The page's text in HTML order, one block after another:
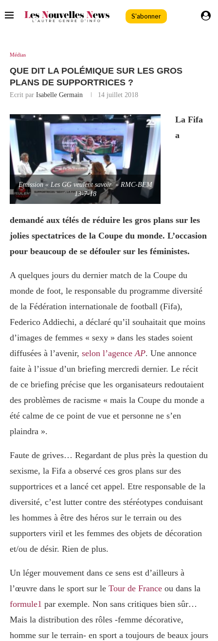
S'abonner
Médias
QUE DIT LA POLÉMIQUE SUR LES GROS
PLANS DE SUPPORTRICES ?
Ecrit par Isabelle Germain 14 juillet 2018
Emission « Les GG veulent savoir » RMC-BFM
13-7-18
La Fifa
a
demandé aux télés de réduire les gros plans sur les
jolies spectatrices de la Coupe du monde. L’occasion
pour beaucoup de se défouler sur les féministes.
A quelques jours du dernier match de la Coupe du
monde de foot, le responsable du programme diversité
de la Fédération internationale de football (Fifa),
Federico Addiechi, a déclaré qu’il souhaitait que moins
d’images de femmes « sexy » dans les stades soient
diffusées à l’avenir, selon l’agenceAP. Une annonce
faite à l’issue d’un briefing mercredi dernier. Le récit
de ce briefing précise que les organisateurs redoutaient
des problèmes de racisme « mais la Coupe du monde a
été calme de ce point de vue et personne ne s’en
plaindra ».
Faute de grives… Regardant de plus près la question du
sexisme, la Fifa a observé ces gros plans sur des
supportrices et a lancé cet appel. Etre responsable de la
diversité, c’est lutter contre des stéréotypes conduisant
les hommes à être des héros sur le terrain ou des
supporters viril et les femmes des objets de décoration
et/ou de désir. Rien de plus.
Un léger mouvement dans ce sens est d’ailleurs à
l’œuvre dans le sport sur le Tour de France ou dans la
formule1 par exemple. Non sans critiques bien sûr…
Mais la distribution des rôles -femme décorative,
homme sur le terrain- en sport a toujours de beaux jours